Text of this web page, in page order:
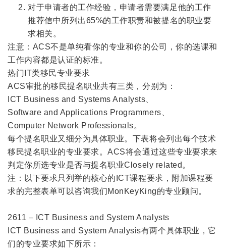
对于申请者的工作经验，申请者需要满足他的工作
推荐信中所列出65%的工作职责和被提名的职业要
求相关。
注意：ACS不是单纯看你的专业和你的公司，你的选课和
工作内容都是认证的标准。
热门IT类移民专业要求
ACS审批的移民提名职业共有三类，分别为：
ICT Business and Systems Analysts、
Software and Applications Programmers、
Computer Network Professionals。
每个提名职业又细分为具体职业。下表将会列出每个技术
移民提名职业的专业要求。ACS将会通过这些专业要求来
判定你所选专业是否与提名职业Closely related。
注：以下要求只列举的核心的ICT课程要求，附加课程要
求的完整表单可以咨询我们MonKeyKing的专业顾问。
2611 – ICT Business and System Analysts
ICT Business and System Analysis有两个具体职业，它
们的专业要求如下所示：